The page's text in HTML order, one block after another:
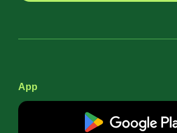
App